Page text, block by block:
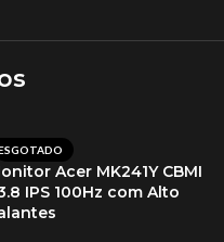
Acer MK241Y CBMI
IPS 100Hz com Alto